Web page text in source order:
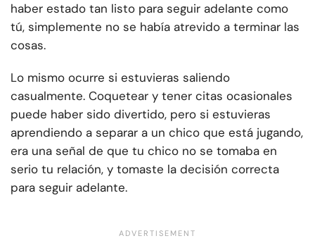
haber estado tan listo para seguir adelante como
tú, simplemente no se había atrevido a terminar las
cosas.
Lo mismo ocurre si estuvieras saliendo
casualmente. Coquetear y tener citas ocasionales
puede haber sido divertido, pero si estuvieras
aprendiendo a separar a un chico que está jugando,
era una señal de que tu chico no se tomaba en
serio tu relación, y tomaste la decisión correcta
para seguir adelante.